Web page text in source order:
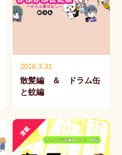
2016.3.31
散髪編 ＆ ドラム缶
と蚊編
連載